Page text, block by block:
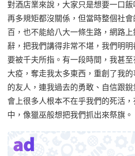
對酒店業來說，大家只是想要一口
再多規矩都沒關係，但當時整個社
百，也不能給八大一條生路，網路
辭，把我們講得非常不堪，我們明
要被千夫所指。有一段時間，我甚
大疫，奪走我太多東西，重創了我
的友人，連我過去的勇敢、自信跟
會上很多人根本不在乎我們的死活
中，像獵巫般想把我們抓出來祭旗。